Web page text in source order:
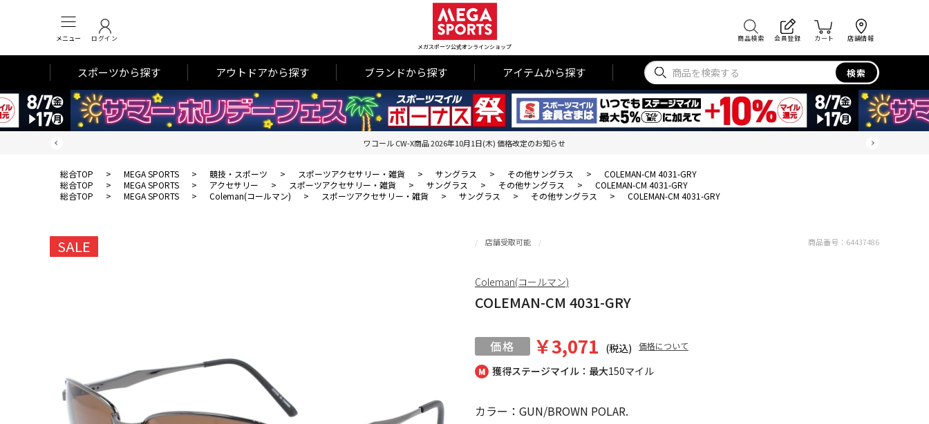
メニュー ログイン
メガスポーツ公式オンラインショップ
商品検索 会員登録 カート 店舗情報
スポーツから探す アウトドアから探す ブランドから探す アイテムから探す 検索
ワコール CW-X商品 2026年10月1日(木) 価格改定のお知らせ
総合TOP > MEGA SPORTS > 競技・スポーツ > スポーツアクセサリー・雑貨 > サングラス > その他サングラス >
COLEMAN-CM 4031-GRY
総合TOP
> MEGA SPORTS > アクセサリー > スポーツアクセサリー・雑貨 > サングラス > その他サングラス >
COLEMAN-CM 4031-GRY
総合TOP
> MEGA SPORTS > Coleman(コールマン) > スポーツアクセサリー・雑貨 > サングラス > その他サングラス > COLEMAN-CM 4031-GRY
SALE
獲得ステージマイル：最大150マイル
店舗受取可能
COLEMAN-CM 4031-GRY
￥3,071 (税込) 価格について
カラー：GUN/BROWN POLAR.
商品番号： 64437486
Coleman(コールマン)